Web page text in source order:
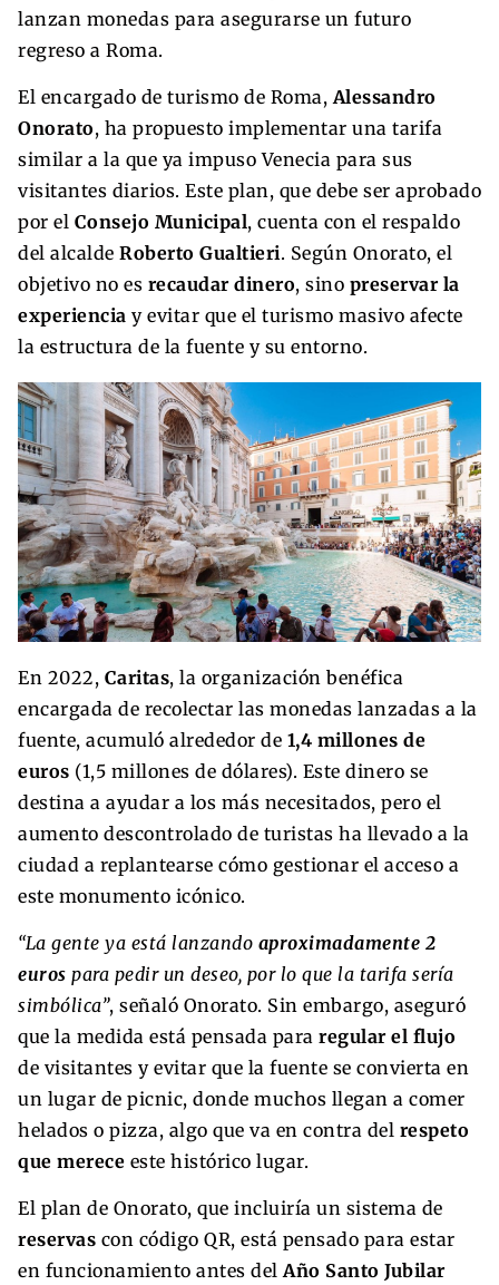
lanzan monedas para asegurarse un futuro
regreso a Roma.
El encargado de turismo de Roma, Alessandro
Onorato, ha propuesto implementar una tarifa
similar a la que ya impuso Venecia para sus
visitantes diarios. Este plan, que debe ser aprobado
por el Consejo Municipal, cuenta con el respaldo
del alcalde Roberto Gualtieri. Según Onorato, el
objetivo no es recaudar dinero, sino preservar la
experiencia y evitar que el turismo masivo afecte
la estructura de la fuente y su entorno.
En 2022, Caritas, la organización benéfica
encargada de recolectar las monedas lanzadas a la
fuente, acumuló alrededor de 1,4 millones de
euros (1,5 millones de dólares). Este dinero se
destina a ayudar a los más necesitados, pero el
aumento descontrolado de turistas ha llevado a la
ciudad a replantearse cómo gestionar el acceso a
este monumento icónico.
“La gente ya está lanzando aproximadamente 2
euros para pedir un deseo, por lo que la tarifa sería
simbólica”, señaló Onorato. Sin embargo, aseguró
que la medida está pensada para regular el flujo
de visitantes y evitar que la fuente se convierta en
un lugar de picnic, donde muchos llegan a comer
helados o pizza, algo que va en contra del respeto
que merece este histórico lugar.
El plan de Onorato, que incluiría un sistema de
reservas con código QR, está pensado para estar
en funcionamiento antes delAño Santo Jubilar